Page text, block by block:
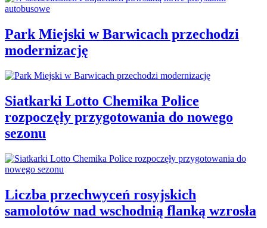
Park Miejski w Barwicach przechodzi
modernizację
Siatkarki Lotto Chemika Police
rozpoczęły przygotowania do nowego
sezonu
Liczba przechwyceń rosyjskich
samolotów nad wschodnią flanką wzrosła